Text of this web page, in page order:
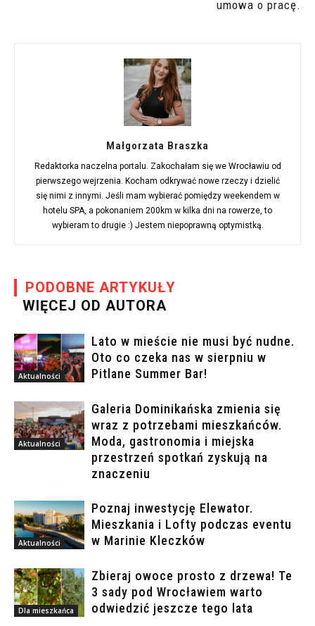
umowa o pracę.
Małgorzata Braszka
Redaktorka naczelna portalu. Zakochałam się we Wrocławiu od
pierwszego wejrzenia. Kocham odkrywać nowe rzeczy i dzielić
się nimi z innymi. Jeśli mam wybierać pomiędzy weekendem w
hotelu SPA, a pokonaniem 200km w kilka dni na rowerze, to
wybieram to drugie :) Jestem niepoprawną optymistką.
PODOBNE ARTYKUŁY
WIĘCEJ OD AUTORA
Aktualności
Lato w mieście nie musi być nudne.
Oto co czeka nas w sierpniu w
Pitlane Summer Bar!
Aktualności
Galeria Dominikańska zmienia się
wraz z potrzebami mieszkańców.
Moda, gastronomia i miejska
przestrzeń spotkań zyskują na
znaczeniu
Aktualności
Poznaj inwestycję Elewator.
Mieszkania i Lofty podczas eventu
w Marinie Kleczków
Dla mieszkańca
Zbieraj owoce prosto z drzewa! Te
3 sady pod Wrocławiem warto
odwiedzić jeszcze tego lata